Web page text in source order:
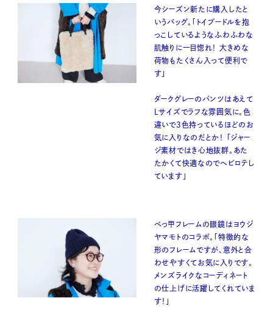
今シーズン新たに購入したと
いうバッグ。「トイプードルを抱
っこしているようなふわふわな
肌触りに一目惚れ！ 大きめな
荷物もたくさん入って便利で
す」
ダークグレーのパンツはあえて
Lサイズでラフな雰囲気に。色
違いで3色持っているほどのお
気に入りなのだとか！ 「ジャー
ジ素材ではき心地抜群。あた
たかくて快適なのでヘビロテし
ています」
べっ甲フレームの眼鏡はヨウジ
ヤマモトのコラボ。「特徴的な
形のフレームですが、意外と合
わせやすくてお気に入りです。
メンズライクなコーディネート
の仕上げに活躍してくれていま
す！」